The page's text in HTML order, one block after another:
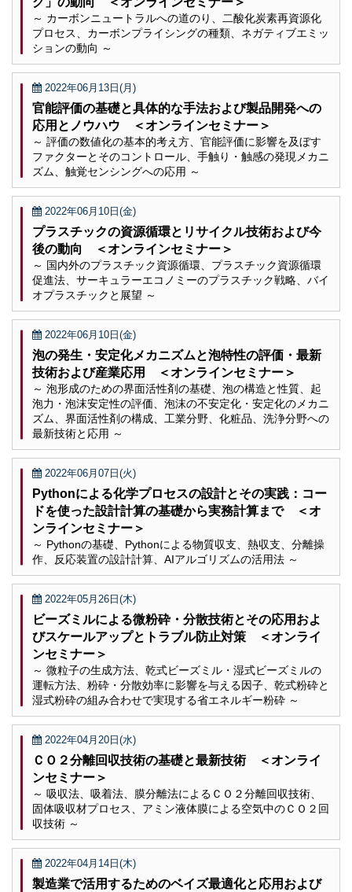
～ カーボンニュートラルへの道のり、二酸化炭素再資源化
プロセス、カーボンプライシングの種類、ネガティブエミッ
ションの動向 ～
2022年06月13日(月)
官能評価の基礎と具体的な手法および製品開発への
応用とノウハウ ＜オンラインセミナー＞
～ 評価の数値化の基本的考え方、官能評価に影響を及ぼす
ファクターとそのコントロール、手触り・触感の発現メカニ
ズム、触覚センシングへの応用 ～
2022年06月10日(金)
プラスチックの資源循環とリサイクル技術および今
後の動向 ＜オンラインセミナー＞
～ 国内外のプラスチック資源循環、プラスチック資源循環
促進法、サーキュラーエコノミーのプラスチック戦略、バイ
オプラスチックと展望 ～
2022年06月10日(金)
泡の発生・安定化メカニズムと泡特性の評価・最新
技術および産業応用 ＜オンラインセミナー＞
～ 泡形成のための界面活性剤の基礎、泡の構造と性質、起
泡力・泡沫安定性の評価、泡沫の不安定化・安定化のメカニ
ズム、界面活性剤の構成、工業分野、化粧品、洗浄分野への
最新技術と応用 ～
2022年06月07日(火)
Pythonによる化学プロセスの設計とその実践：コー
ドを使った設計計算の基礎から実務計算まで ＜オ
ンラインセミナー＞
～ Pythonの基礎、Pythonによる物質収支、熱収支、分離操
作、反応装置の設計計算、AIアルゴリズムの活用法 ～
2022年05月26日(木)
ビーズミルによる微粉砕・分散技術とその応用およ
びスケールアップとトラブル防止対策 ＜オンライ
ンセミナー＞
～ 微粒子の生成方法、乾式ビーズミル・湿式ビーズミルの
運転方法、粉砕・分散効率に影響を与える因子、乾式粉砕と
湿式粉砕の組み合わせで実現する省エネルギー粉砕 ～
2022年04月20日(水)
ＣＯ２分離回収技術の基礎と最新技術 ＜オンライ
ンセミナー＞
～ 吸収法、吸着法、膜分離法によるＣＯ２分離回収技術、
固体吸収材プロセス、アミン液体膜による空気中のＣＯ２回
収技術 ～
2022年04月14日(木)
製造業で活用するためのベイズ最適化と応用および